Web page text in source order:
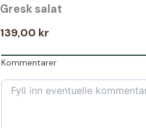
Gresk salat
139,00 kr
Kommentarer